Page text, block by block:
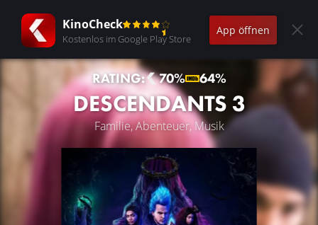
KinoCheck
Kostenlos im Google Play Store
App öffnen
RATING: 70% 64%
DESCENDANTS 3
Familie, Abenteuer, Musik